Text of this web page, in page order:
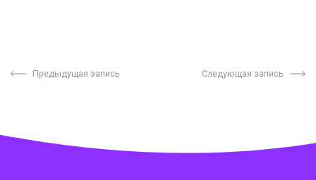
Предыдущая запись Следующая запись